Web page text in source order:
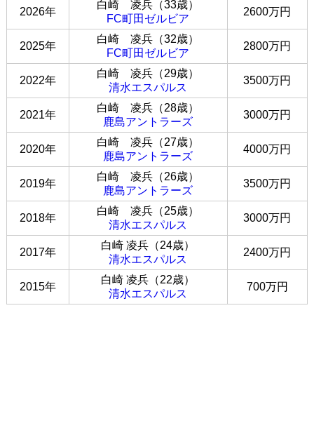
2026年
白崎 凌兵（33歳）
FC町田ゼルビア
2600万円
2025年
白崎 凌兵（32歳）
FC町田ゼルビア
2800万円
2022年
白崎 凌兵（29歳）
清水エスパルス
3500万円
2021年
白崎 凌兵（28歳）
鹿島アントラーズ
3000万円
2020年
白崎 凌兵（27歳）
鹿島アントラーズ
4000万円
2019年
白崎 凌兵（26歳）
鹿島アントラーズ
3500万円
2018年
白崎 凌兵（25歳）
清水エスパルス
3000万円
2017年
白崎 凌兵（24歳）
清水エスパルス
2400万円
2015年
白崎 凌兵（22歳）
清水エスパルス
700万円